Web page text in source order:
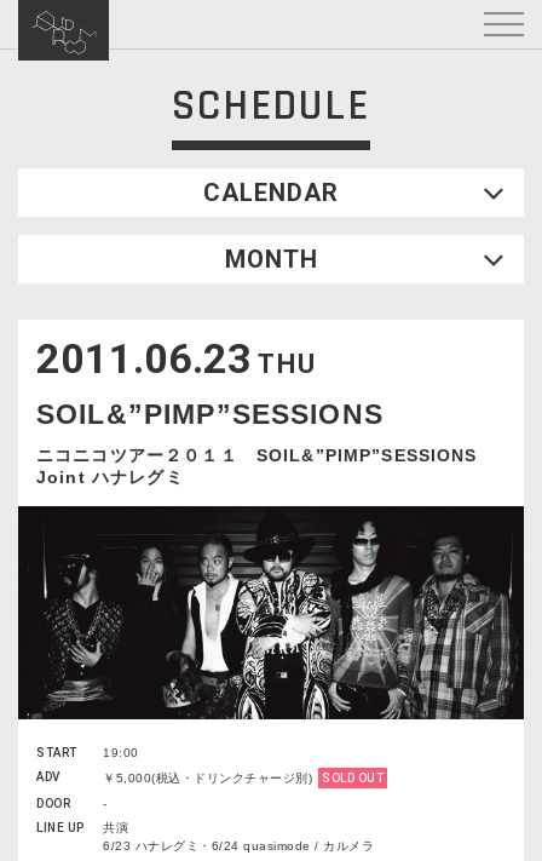
SCHEDULE
CALENDAR
WED
2
3 4 5
16
17 18 19 20
23
24 25 26 27 28
29
31
MONTH
2011.06.23 THU
SOIL&”PIMP”SESSIONS
ニコニコツアー２０１１ SOIL&”PIMP”SESSIONS
Joint ハナレグミ
START
19:00
ADV
￥5,000(税込・ドリンクチャージ別)
SOLD OUT
DOOR
-
LINE UP
共演
6/23 ハナレグミ・6/24 quasimode / カルメラ